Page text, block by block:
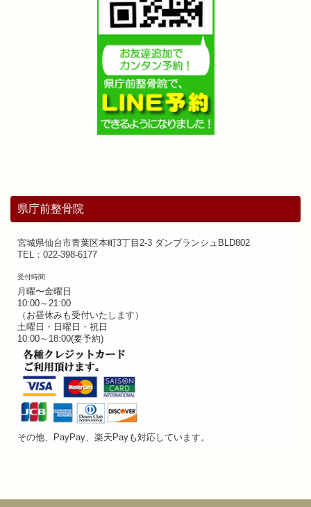
県庁前整骨院
宮城県仙台市青葉区本町3丁目2-3 ダンブランシュBLD802
TEL：022-398-6177
受付時間
月曜〜金曜日
10:00～21:00
（お昼休みも受付いたします）
土曜日・日曜日・祝日
10:00～18:00(要予約)
その他、PayPay、楽天Payも対応しています。